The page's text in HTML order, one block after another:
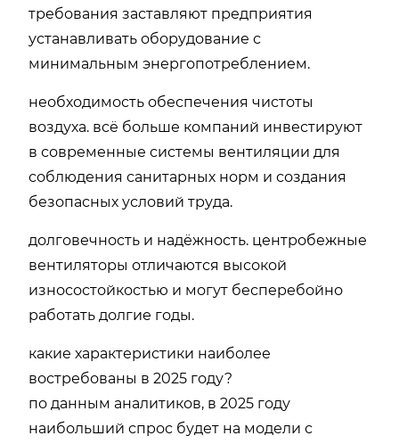
требования заставляют предприятия
устанавливать оборудование с
минимальным энергопотреблением.
необходимость обеспечения чистоты
воздуха. всё больше компаний инвестируют
в современные системы вентиляции для
соблюдения санитарных норм и создания
безопасных условий труда.
долговечность и надёжность. центробежные
вентиляторы отличаются высокой
износостойкостью и могут бесперебойно
работать долгие годы.
какие характеристики наиболее
востребованы в 2025 году?
по данным аналитиков, в 2025 году
наибольший спрос будет на модели с